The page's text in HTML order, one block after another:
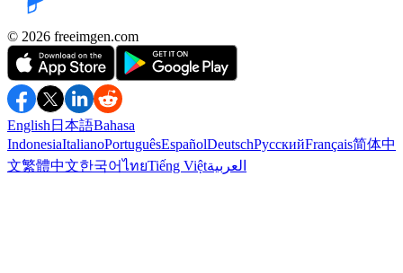
©️ 2026 freeimgen.com
English 日本語Bahasa
IndonesiaItalianoPortuguêsEspañolDeutschРусскийFrançais简体中
文繁體中文한국어ไทยTiếng Việtالعربية